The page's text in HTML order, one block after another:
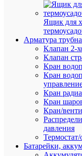
Ящик для
Арматура
Клапан 2-
Клапан
Кран
Кран
Кран
Кран
Кран/
давления
Термостат/
Батарейки,